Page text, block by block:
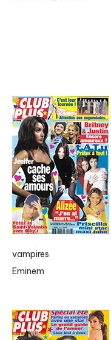
vampires
Eminem